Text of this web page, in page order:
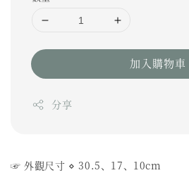
加入購物車
分享
☞ 外觀尺寸 ⋄ 30.5、 17、10cm